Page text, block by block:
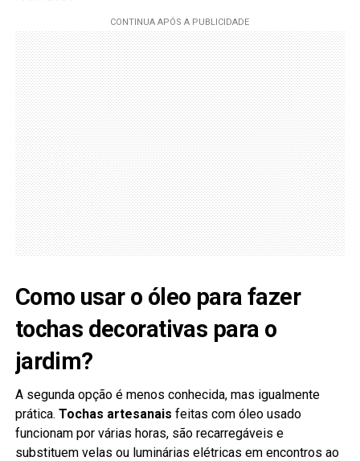
Como usar o óleo para fazer
tochas decorativas para o
jardim?
A segunda opção é menos conhecida, mas igualmente
prática. Tochas artesanais feitas com óleo usado
funcionam por várias horas, são recarregáveis e
substituem velas ou luminárias elétricas em encontros ao